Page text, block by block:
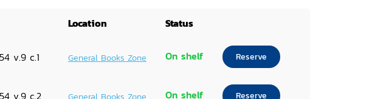
Location Status
v.9 c.1 General Books Zone On shelf Reserve
v.9 c.2 On shelf Reserve